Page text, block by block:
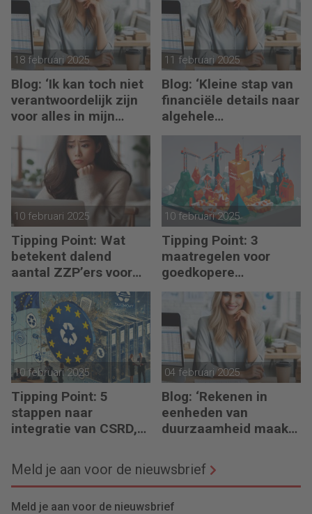
18 februari 2025
Blog: ‘Ik kan toch niet
verantwoordelijk zijn
voor alles in mijn
waardeketen?’
11 februari 2025
Blog: ‘Kleine stap van
financiële details naar
algehele
duurzaamheid ‘
10 februari 2025
Tipping Point: Wat
betekent dalend
aantal ZZP’ers voor
financiële planning?
10 februari 2025
Tipping Point: 3
maatregelen voor
goedkopere
financiering (om te
verduurzamen)
10 februari 2025
Tipping Point: 5
stappen naar
integratie van CSRD,
04 februari 2025
Blog: ‘Rekenen in
eenheden van
duurzaamheid maakt
Meld je aan voor de nieuwsbrief
Meld je aan voor de nieuwsbrief